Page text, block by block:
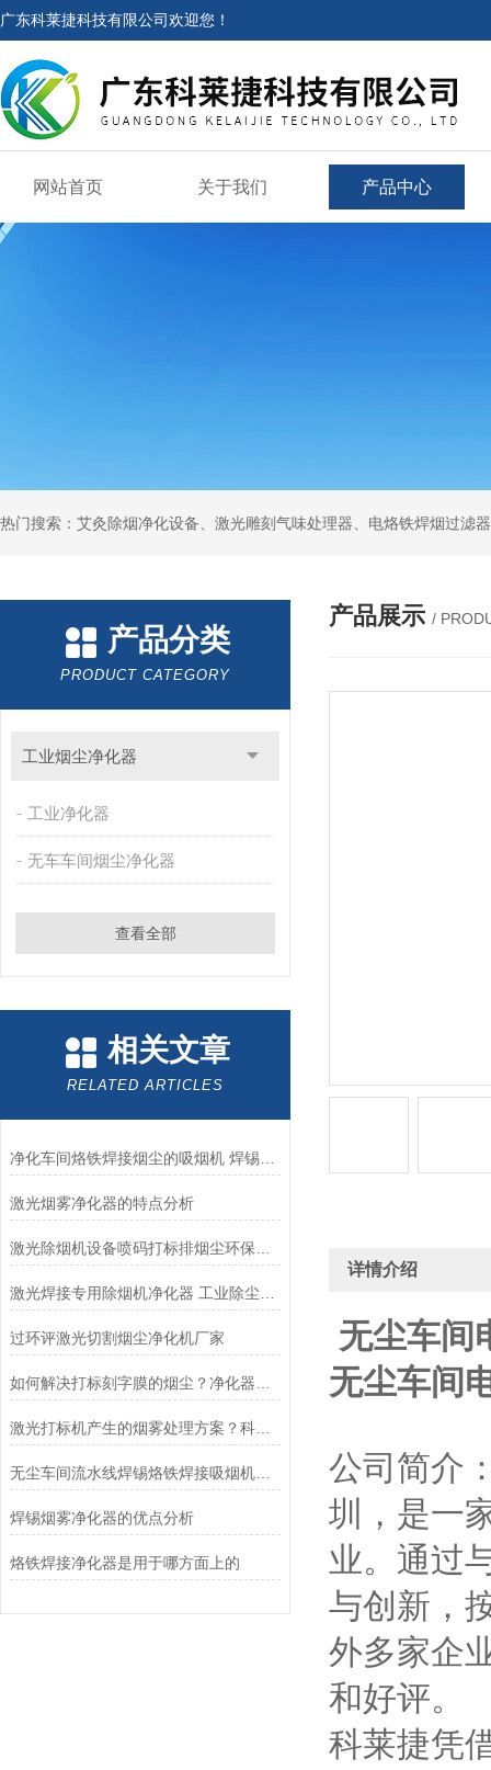
广东科莱捷科技有限公司欢迎您！
网站首页 关于我们 产品中心
产品分类
PRODUCT CATEGORY
工业烟尘净化器
工业净化器
无车车间烟尘净化器
查看全部
相关文章
RELATED ARTICLES
净化车间烙铁焊接烟尘的吸烟机 焊锡烟尘净化器
激光烟雾净化器的特点分析
过环评激光切割烟尘净化机厂家
激光打标机产生的烟雾处理方案？科莱捷烟雾净化器
无尘车间流水线焊锡烙铁焊接吸烟机净化器
焊锡烟雾净化器的优点分析
烙铁焊接净化器是用于哪方面上的
产品展示 /
详情介绍
无尘车间
无尘车间
公司简介
圳，是一
业。通过
与创新，
外多家企
和好评。
科莱捷凭